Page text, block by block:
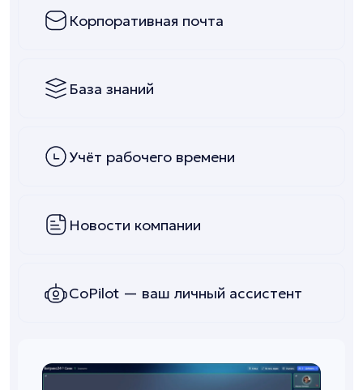
Корпоративная почта
База знаний
Учёт рабочего времени
Новости компании
CoPilot — ваш личный ассистент